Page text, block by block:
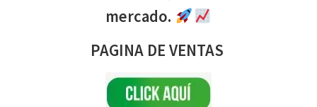
mercado.
PAGINA DE VENTAS